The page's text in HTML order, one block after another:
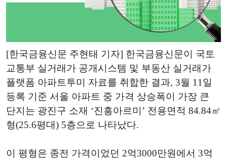
[한국금융신문 주현태 기자] 한국금융신문이 국토
교통부 실거래가 공개시스템 및 부동산 실거래가
플랫폼 아파트투미 자료를 취합한 결과, 3월 11일
등록 기준 서울 아파트 중 가격 상승폭이 가장 큰
단지는 광진구 소재 ‘진흥아르미’ 전용면적 84.84㎡
형(25.6평대) 5층으로 나타났다.
이 평형은 종전 가격이었던 2억3000만원에서 3억